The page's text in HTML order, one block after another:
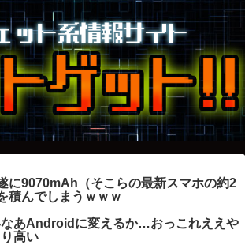
に9070mAh（そこらの最新スマホの約2
積んでしまうｗｗｗ
あAndroidに変えるか…おっこれええや
高い